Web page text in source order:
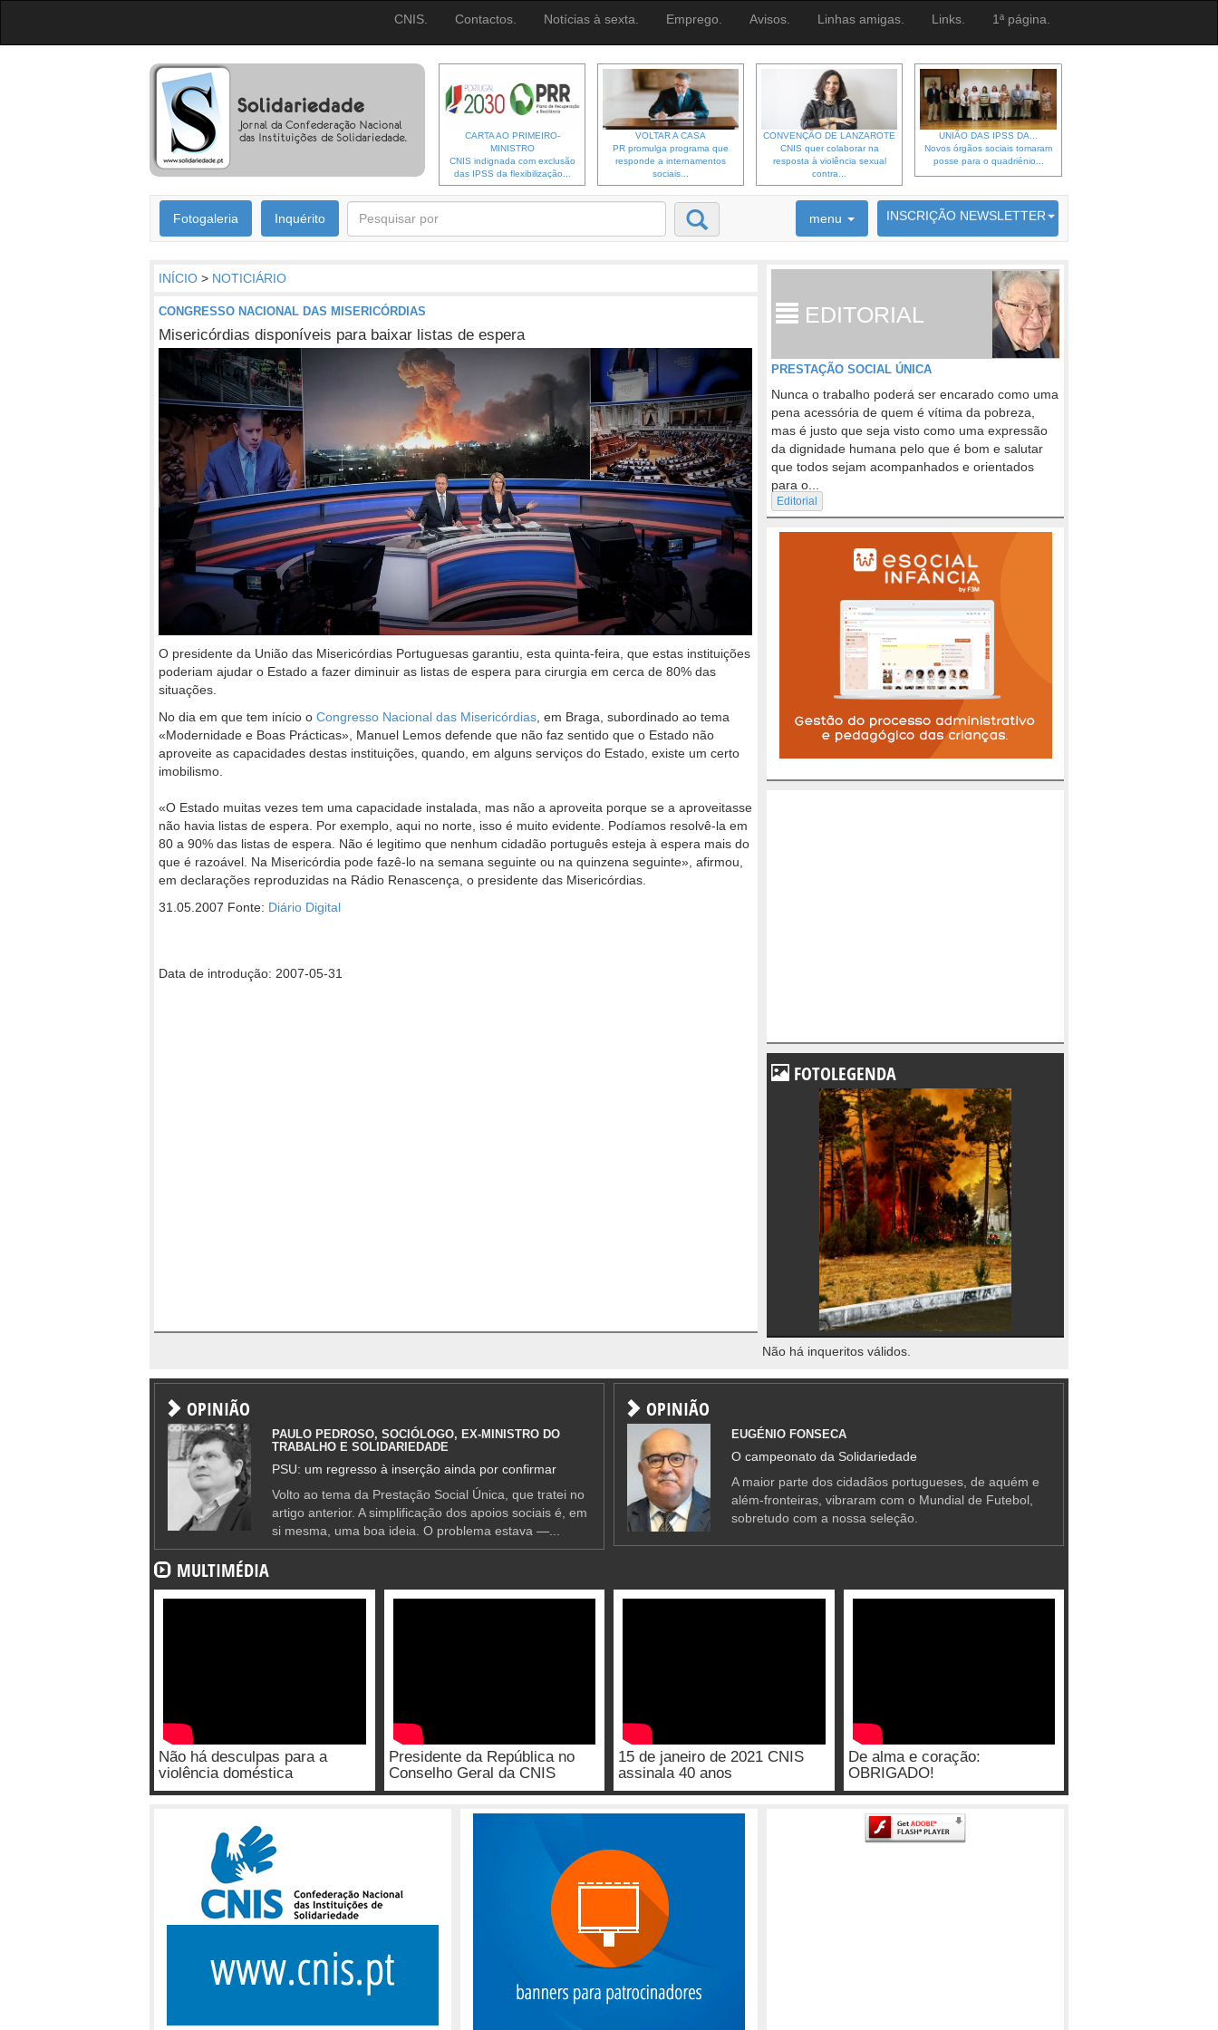
CNIS. Contactos. Notícias à sexta. Emprego. Avisos. Linhas amigas. Links. 1ª página.
CARTA AO PRIMEIRO-
MINISTRO
CNIS indignada com exclusão
das IPSS da flexibilização...
VOLTAR A CASA
PR promulga programa que
responde a internamentos
sociais...
CONVENÇÃO DE LANZAROTE
CNIS quer colaborar na
resposta à violência sexual
contra...
UNIÃO DAS IPSS DA...
Novos órgãos sociais tomaram
posse para o quadriénio...
Fotogaleria Inquérito menu INSCRIÇÃO NEWSLETTER
6692 membros inscritos
INÍCIO > NOTICIÁRIO
CONGRESSO NACIONAL DAS MISERICÓRDIAS
Misericórdias disponíveis para baixar listas de espera
O presidente da União das Misericórdias Portuguesas garantiu, esta quinta-feira, que estas instituições
poderiam ajudar o Estado a fazer diminuir as listas de espera para cirurgia em cerca de 80% das
situações.
No dia em que tem início o Congresso Nacional das Misericórdias , em Braga, subordinado ao tema
«Modernidade e Boas Prácticas», Manuel Lemos defende que não faz sentido que o Estado não
aproveite as capacidades destas instituições, quando, em alguns serviços do Estado, existe um certo
imobilismo.
«O Estado muitas vezes tem uma capacidade instalada, mas não a aproveita porque se a aproveitasse
não havia listas de espera. Por exemplo, aqui no norte, isso é muito evidente. Podíamos resolvê-la em
80 a 90% das listas de espera. Não é legitimo que nenhum cidadão português esteja à espera mais do
que é razoável. Na Misericórdia pode fazê-lo na semana seguinte ou na quinzena seguinte», afirmou,
em declarações reproduzidas na Rádio Renascença, o presidente das Misericórdias.
31.05.2007 Fonte: Diário Digital
Data de introdução: 2007-05-31
EDITORIAL
PRESTAÇÃO SOCIAL ÚNICA
Nunca o trabalho poderá ser encarado como uma
pena acessória de quem é vítima da pobreza,
mas é justo que seja visto como uma expressão
da dignidade humana pelo que é bom e salutar
que todos sejam acompanhados e orientados
para o...
Editorial
FOTOLEGENDA
Não há inqueritos válidos.
OPINIÃO
PAULO PEDROSO, SOCIÓLOGO, EX-MINISTRO DO
TRABALHO E SOLIDARIEDADE
PSU: um regresso à inserção ainda por confirmar
Volto ao tema da Prestação Social Única, que tratei no
artigo anterior. A simplificação dos apoios sociais é, em
si mesma, uma boa ideia. O problema estava —...
OPINIÃO
EUGÉNIO FONSECA
O campeonato da Solidariedade
A maior parte dos cidadãos portugueses, de aquém e
além-fronteiras, vibraram com o Mundial de Futebol,
sobretudo com a nossa seleção.
MULTIMÉDIA
Não há desculpas para a
violência doméstica
Presidente da República no
Conselho Geral da CNIS
15 de janeiro de 2021 CNIS
assinala 40 anos
De alma e coração:
OBRIGADO!